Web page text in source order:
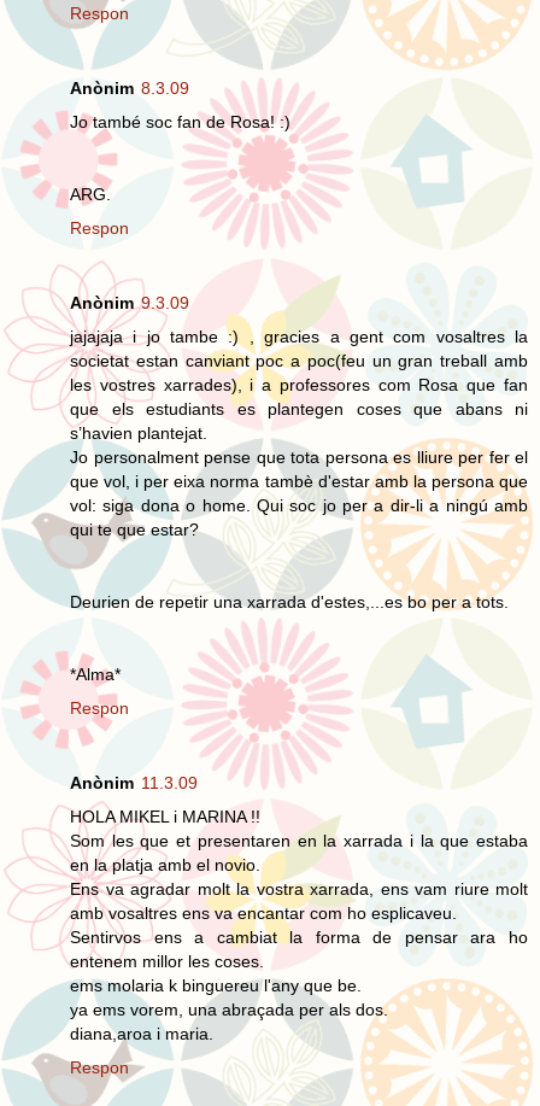
Respon
Anònim 8.3.09
Jo també soc fan de Rosa! :)
ARG.
Respon
Anònim 9.3.09
jajajaja i jo tambe :) , gracies a gent com vosaltres la
societat estan canviant poc a poc(feu un gran treball amb
les vostres xarrades), i a professores com Rosa que fan
que els estudiants es plantegen coses que abans ni
s’havien plantejat.
Jo personalment pense que tota persona es lliure per fer el
que vol, i per eixa norma tambè d'estar amb la persona que
vol: siga dona o home. Qui soc jo per a dir-li a ningú amb
qui te que estar?
Deurien de repetir una xarrada d'estes,...es bo per a tots.
*Alma*
Respon
Anònim 11.3.09
HOLA MIKEL i MARINA !!
Som les que et presentaren en la xarrada i la que estaba
en la platja amb el novio.
Ens va agradar molt la vostra xarrada, ens vam riure molt
amb vosaltres ens va encantar com ho esplicaveu.
Sentirvos ens a cambiat la forma de pensar ara ho
entenem millor les coses.
ems molaria k binguereu l'any que be.
ya ems vorem, una abraçada per als dos.
diana,aroa i maria.
Respon